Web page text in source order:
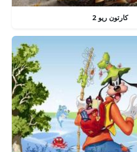
كارتون ريو 2